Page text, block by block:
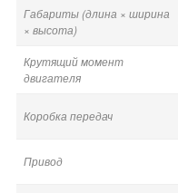
Габариты (длина × ширина
× высота)
Крутящий момент
двигателя
Коробка передач
Привод